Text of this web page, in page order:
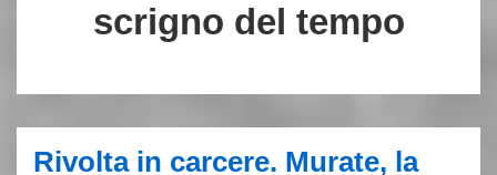
scrigno del tempo
Rivolta in carcere. Murate, la